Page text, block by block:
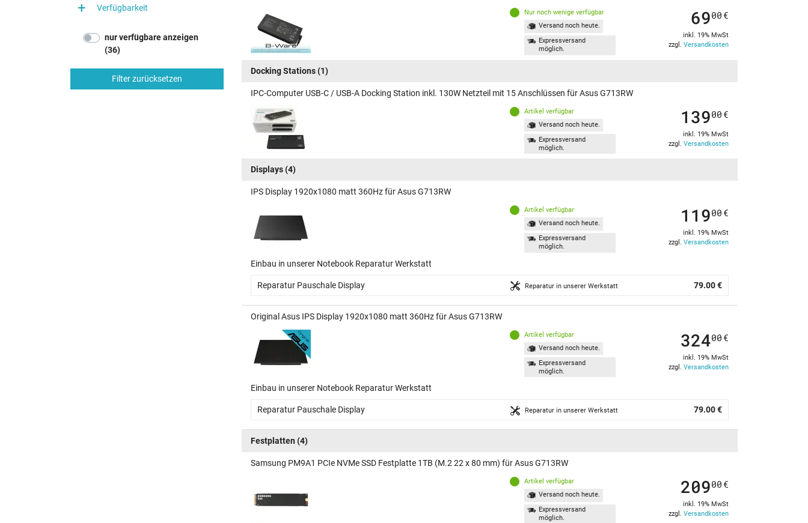
Verfügbarkeit
nur verfügbare anzeigen
(36)
Filter zurücksetzen
Nur noch wenige verfügbar
Versand noch heute.
Expressversand
möglich.
6900 €
inkl. 19% MwSt
zzgl. Versandkosten
Docking Stations(1)
IPC-Computer USB-C / USB-A Docking Station inkl. 130W Netzteil mit 15 Anschlüssen für Asus G713RW
Artikel verfügbar
Versand noch heute.
Expressversand
möglich.
13900 €
inkl. 19% MwSt
zzgl. Versandkosten
Displays(4)
IPS Display 1920x1080 matt 360Hz für Asus G713RW
Artikel verfügbar
Versand noch heute.
Expressversand
möglich.
11900 €
inkl. 19% MwSt
zzgl. Versandkosten
Einbau in unserer Notebook Reparatur Werkstatt
Reparatur Pauschale Display Reparatur in unserer Werkstatt 79.00 €
Original Asus IPS Display 1920x1080 matt 360Hz für Asus G713RW
Artikel verfügbar
Versand noch heute.
Expressversand
möglich.
32400 €
inkl. 19% MwSt
zzgl. Versandkosten
Einbau in unserer Notebook Reparatur Werkstatt
Reparatur Pauschale Display Reparatur in unserer Werkstatt 79.00 €
Festplatten (4)
Samsung PM9A1 PCIe NVMe SSD Festplatte 1TB (M.2 22 x 80 mm) für Asus G713RW
Artikel verfügbar
Versand noch heute.
Expressversand
möglich.
20900 €
inkl. 19% MwSt
zzgl. Versandkosten